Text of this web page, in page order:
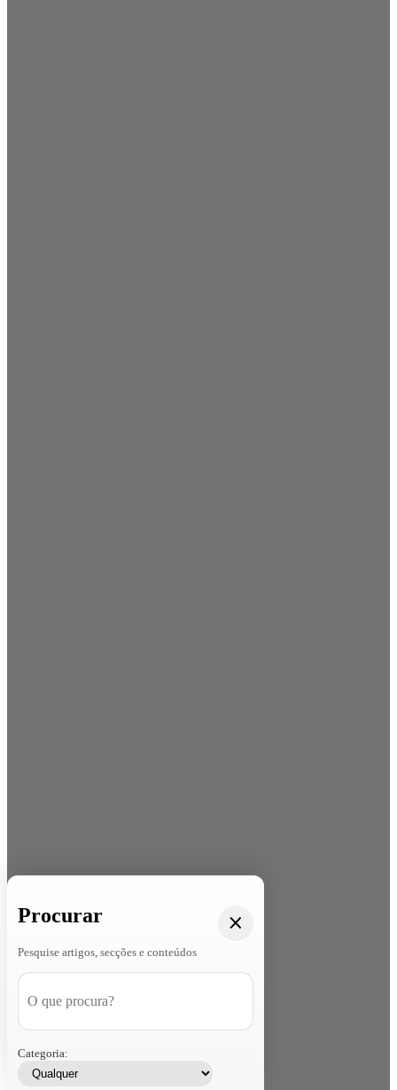
Procurar
Pesquise artigos, secções e conteúdos
Categoria: